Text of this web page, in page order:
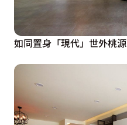
如同置身「現代」世外桃源